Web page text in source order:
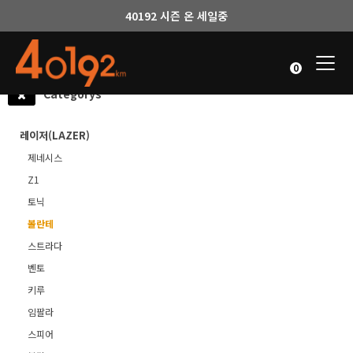
40192 시즌 온 세일중
0
Categorys
레이저(LAZER)
제네시스
Z1
토닉
볼란테
스트라다
벤토
키루
임팔라
스피어